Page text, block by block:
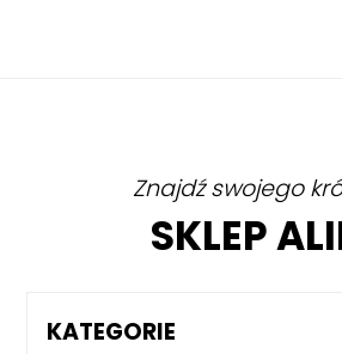
Znajdź swojego
SKLEP
KATEGORIE